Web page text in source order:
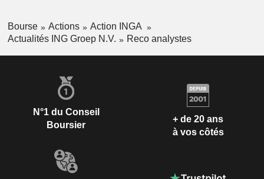
Bourse Actions
Action INGA
Actualités ING Groep N.V.
Reco analystes
N°1 du Conseil
Boursier
+ de 20 ans
à vos côtés